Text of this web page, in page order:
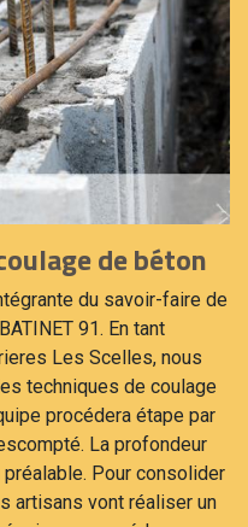
de béton
du savoir-faire de
91. En tant
Les Scelles, nous
techniques de coulage
procédera étape par
La profondeur
Pour consolider
artisans vont réaliser un